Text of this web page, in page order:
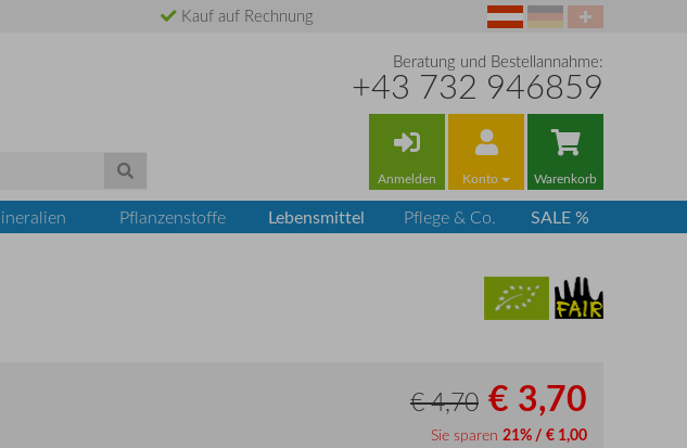
Kauf auf Rechnung
Beratung und Bestellannahme:
+43 732 946859
Anmelden Konto Warenkorb
Pflanzenstoffe Lebensmittel Pflege & Co. SALE %
€ 4,70 € 3,70
Sie sparen 21% / € 1,00